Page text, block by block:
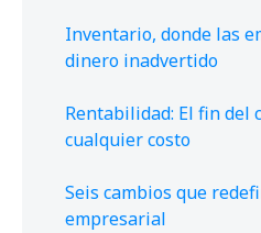
Inventario, donde las
dinero inadvertido
Rentabilidad: El fin del
cualquier costo
Seis cambios que
empresarial